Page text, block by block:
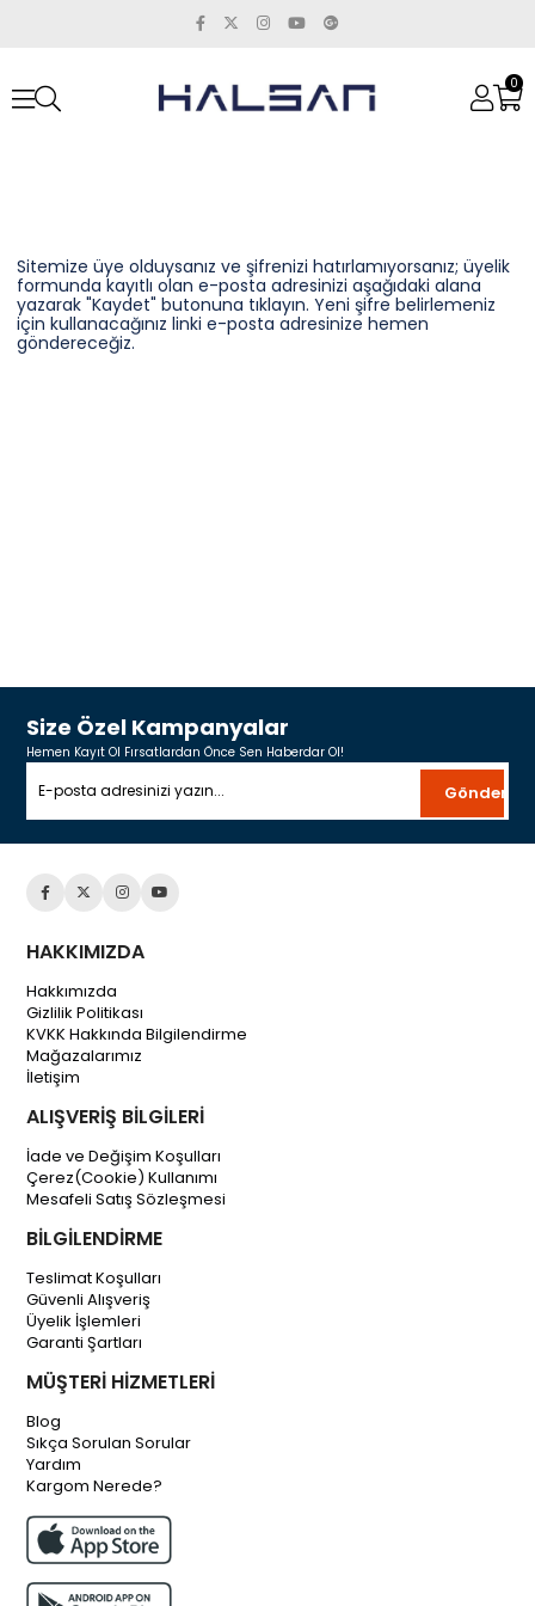
0
Sitemize üye olduysanız ve şifrenizi hatırlamıyorsanız; üyelik
formunda kayıtlı olan e-posta adresinizi aşağıdaki alana
yazarak "Kaydet" butonuna tıklayın. Yeni şifre belirlemeniz
için kullanacağınız linki e-posta adresinize hemen
göndereceğiz.
Size Özel Kampanyalar
Hemen Kayıt Ol Fırsatlardan Önce Sen Haberdar Ol!
Gönder
HAKKIMIZDA
Hakkımızda
Gizlilik Politikası
KVKK Hakkında Bilgilendirme
Mağazalarımız
İletişim
ALIŞVERİŞ BİLGİLERİ
İade ve Değişim Koşulları
Çerez(Cookie) Kullanımı
Mesafeli Satış Sözleşmesi
BİLGİLENDİRME
Teslimat Koşulları
Güvenli Alışveriş
Üyelik İşlemleri
Garanti Şartları
MÜŞTERİ HİZMETLERİ
Blog
Sıkça Sorulan Sorular
Yardım
Kargom Nerede?